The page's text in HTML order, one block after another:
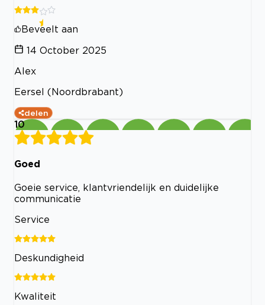
Beveelt aan
14 October 2025
Alex
Eersel (Noordbrabant)
delen
10
Goed
Goeie service, klantvriendelijk en duidelijke
communicatie
Service
Deskundigheid
Kwaliteit